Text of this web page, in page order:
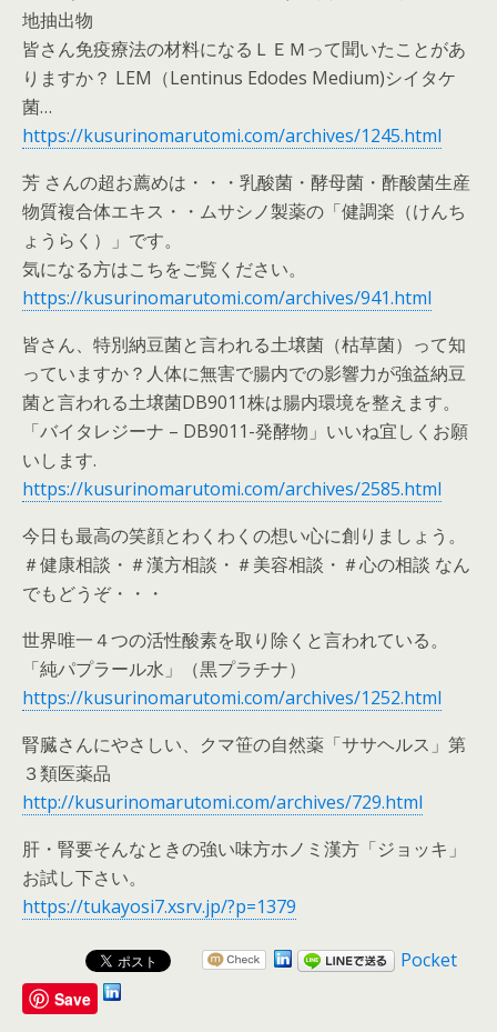
地抽出物
皆さん免疫療法の材料になるＬＥＭって聞いたことがあ
りますか？ LEM（Lentinus Edodes Medium)シイタケ
菌…
https://kusurinomarutomi.com/archives/1245.html
芳 さんの超お薦めは・・・乳酸菌・酵母菌・酢酸菌生産
物質複合体エキス・・ムサシノ製薬の「健調楽（けんち
ょうらく）」です。
気になる方はこちをご覧ください。
https://kusurinomarutomi.com/archives/941.html
皆さん、特別納豆菌と言われる土壌菌（枯草菌）って知
っていますか？人体に無害で腸内での影響力が強益納豆
菌と言われる土壌菌DB9011株は腸内環境を整えます。
「バイタレジーナ – DB9011-発酵物」いいね宜しくお願
いします.
https://kusurinomarutomi.com/archives/2585.html
今日も最高の笑顔とわくわくの想い心に創りましょう。
＃健康相談・＃漢方相談・＃美容相談・＃心の相談 なん
でもどうぞ・・・
世界唯一４つの活性酸素を取り除くと言われている。
「純パプラール水」（黒プラチナ）
https://kusurinomarutomi.com/archives/1252.html
腎臓さんにやさしい、クマ笹の自然薬「ササヘルス」第
３類医薬品
http://kusurinomarutomi.com/archives/729.html
肝・腎要そんなときの強い味方ホノミ漢方「ジョッキ」
お試し下さい。
https://tukayosi7.xsrv.jp/?p=1379
Pocket
Save